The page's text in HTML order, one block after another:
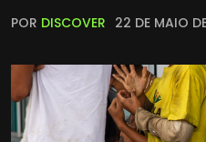
POR DISCOVER 22 DE MAIO